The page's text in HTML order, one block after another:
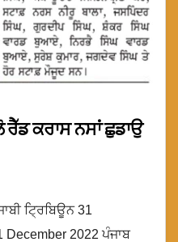
ਰੈੱਡ ਕਰਾਸ ਨਸਾਂ ਛੁਡਾਉ
ਟ੍ਰਿਬਿਊਨ 31
December 2022 ਪੰਜਾਬ